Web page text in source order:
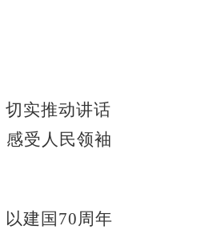
切实推动讲话
受人民领袖
建国70周年